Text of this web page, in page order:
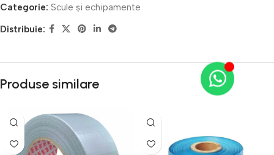
Categorie: Scule și echipamente
Distribuie:
Produse similare